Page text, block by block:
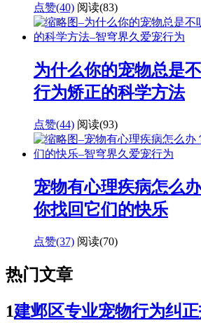
点赞(40) 阅读(83)
为什么你的宠物总是
行为矫正的科学方法
点赞(44) 阅读(93)
宠物有心理疾病怎么
你找回它们的快乐
点赞(37) 阅读(70)
热门文章
1建邺区专业宠物行为纠